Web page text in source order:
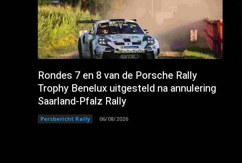
Rondes 7 en 8 van de Porsche Rally
Trophy Benelux uitgesteld na annulering
Saarland-Pfalz Rally
Persbericht Rally 06/08/2026